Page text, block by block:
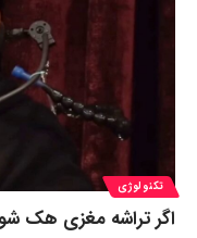
تکنولوژی
اگر تراشه مغزی هک